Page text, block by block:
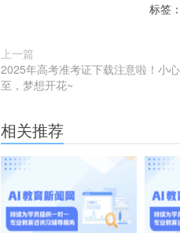
标签：
上一篇
2025年高考准考证下载注意啦！小
至，梦想开花~
相关推荐